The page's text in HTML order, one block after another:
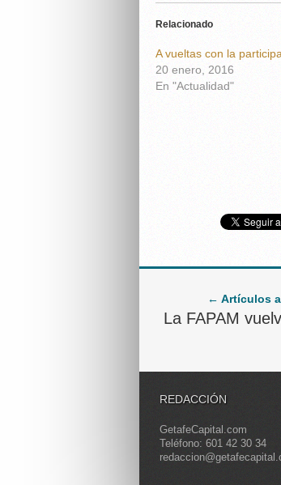
Relacionado
A vueltas con la
20 enero, 2016
En "Actualidad"
← Artículos
La FAPAM
REDACCIÓN
GetafeCapital.com
Teléfono: 601 42 30 34